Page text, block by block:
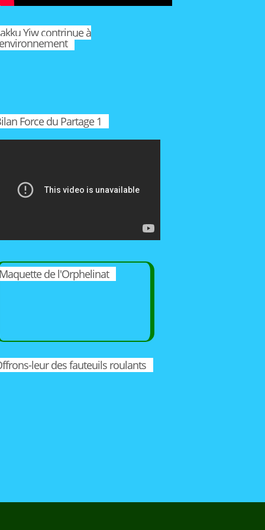
Yiw contrinue à
Force du Partage 1
Maquette de l'Orphelinat
leur des fauteuils roulants